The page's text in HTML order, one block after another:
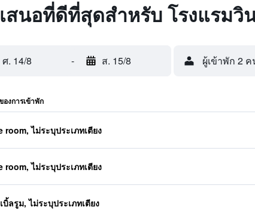
สนอที่ดีที่สุดสำหรับ โรงแรม
ศ. 14/8 - ส. 15/8 ผู้เข้าพัก 2 ค
องการเข้าพัก
room, ไม่ระบุประเภทเตียง
room, ไม่ระบุประเภทเตียง
บิ้ลรูม, ไม่ระบุประเภทเตียง